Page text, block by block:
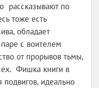
рассказывают по
тоже есть
обладает
с воителем
от прорывов тьмы,
Фишка книги в
идеально